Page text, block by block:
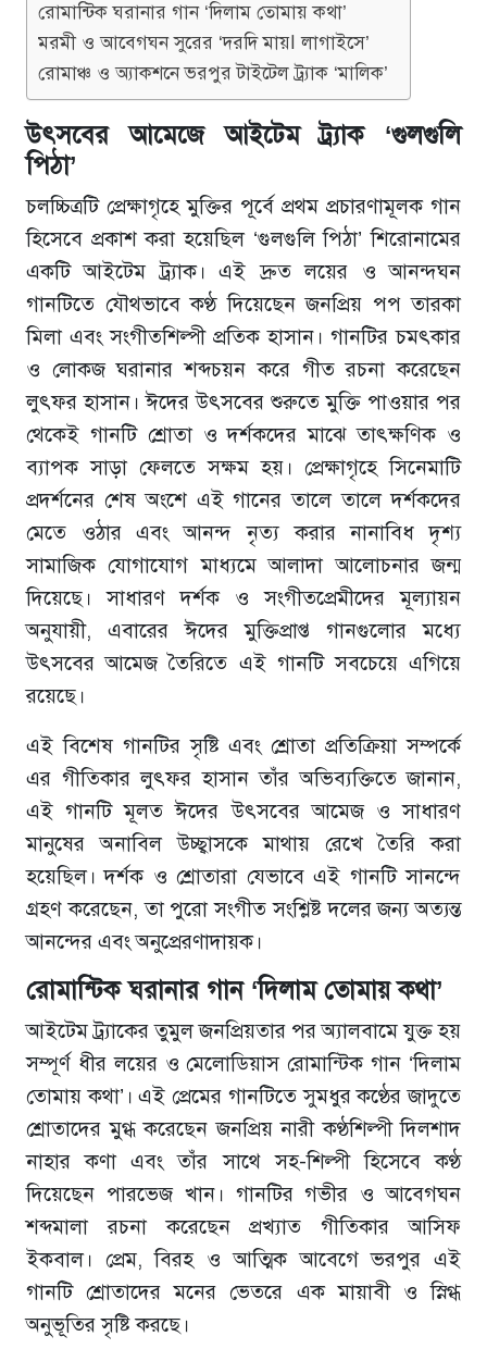
রোমান্টিক ঘরানার গান ‘দিলাম তোমায় কথা’
মরমী ও আবেগঘন সুরের ‘দরদি মায়ا লাগাইসে’
রোমাঞ্চ ও অ্যাকশনে ভরপুর টাইটেল ট্র্যাক ‘মালিক’
উৎসবের আমেজে আইটেম ট্র্যাক ‘গুলগুলি
পিঠা’
চলচ্চিত্রটি প্রেক্ষাগৃহে মুক্তির পূর্বে প্রথম প্রচারণামূলক গান
হিসেবে প্রকাশ করা হয়েছিল ‘গুলগুলি পিঠা’ শিরোনামের
একটি আইটেম ট্র্যাক। এই দ্রুত লয়ের ও আনন্দঘন
গানটিতে যৌথভাবে কণ্ঠ দিয়েছেন জনপ্রিয় পপ তারকা
মিলা এবং সংগীতশিল্পী প্রতিক হাসান। গানটির চমৎকার
ও লোকজ ঘরানার শব্দচয়ন করে গীত রচনা করেছেন
লুৎফর হাসান। ঈদের উৎসবের শুরুতে মুক্তি পাওয়ার পর
থেকেই গানটি শ্রোতা ও দর্শকদের মাঝে তাৎক্ষণিক ও
ব্যাপক সাড়া ফেলতে সক্ষম হয়। প্রেক্ষাগৃহে সিনেমাটি
প্রদর্শনের শেষ অংশে এই গানের তালে তালে দর্শকদের
মেতে ওঠার এবং আনন্দ নৃত্য করার নানাবিধ দৃশ্য
সামাজিক যোগাযোগ মাধ্যমে আলাদা আলোচনার জন্ম
দিয়েছে। সাধারণ দর্শক ও সংগীতপ্রেমীদের মূল্যায়ন
অনুযায়ী, এবারের ঈদের মুক্তিপ্রাপ্ত গানগুলোর মধ্যে
উৎসবের আমেজ তৈরিতে এই গানটি সবচেয়ে এগিয়ে
রয়েছে।
এই বিশেষ গানটির সৃষ্টি এবং শ্রোতা প্রতিক্রিয়া সম্পর্কে
এর গীতিকার লুৎফর হাসান তাঁর অভিব্যক্তিতে জানান,
এই গানটি মূলত ঈদের উৎসবের আমেজ ও সাধারণ
মানুষের অনাবিল উচ্ছ্বাসকে মাথায় রেখে তৈরি করা
হয়েছিল। দর্শক ও শ্রোতারা যেভাবে এই গানটি সানন্দে
গ্রহণ করেছেন, তা পুরো সংগীত সংশ্লিষ্ট দলের জন্য অত্যন্ত
আনন্দের এবং অনুপ্রেরণাদায়ক।
রোমান্টিক ঘরানার গান ‘দিলাম তোমায় কথা’
আইটেম ট্র্যাকের তুমুল জনপ্রিয়তার পর অ্যালবামে যুক্ত হয়
সম্পূর্ণ ধীর লয়ের ও মেলোডিয়াস রোমান্টিক গান ‘দিলাম
তোমায় কথা’। এই প্রেমের গানটিতে সুমধুর কণ্ঠের জাদুতে
শ্রোতাদের মুগ্ধ করেছেন জনপ্রিয় নারী কণ্ঠশিল্পী দিলশাদ
নাহার কণা এবং তাঁর সাথে সহ-শিল্পী হিসেবে কণ্ঠ
দিয়েছেন পারভেজ খান। গানটির গভীর ও আবেগঘন
শব্দমালা রচনা করেছেন প্রখ্যাত গীতিকার আসিফ
ইকবাল। প্রেম, বিরহ ও আত্মিক আবেগে ভরপুর এই
গানটি শ্রোতাদের মনের ভেতরে এক মায়াবী ও স্নিগ্ধ
অনুভূতির সৃষ্টি করছে।